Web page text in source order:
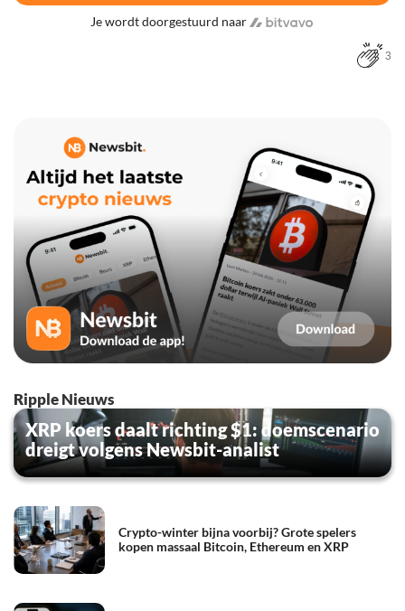
Je wordt doorgestuurd naar
3
Ripple Nieuws
XRP koers daalt richting $1: doemscenario
dreigt volgens Newsbit-analist
Crypto-winter bijna voorbij? Grote spelers
kopen massaal Bitcoin, Ethereum en XRP